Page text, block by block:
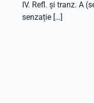
IV. Refl. și tranz. A
senzație […]